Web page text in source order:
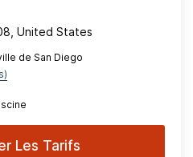
United States
de San Diego
Les Tarifs